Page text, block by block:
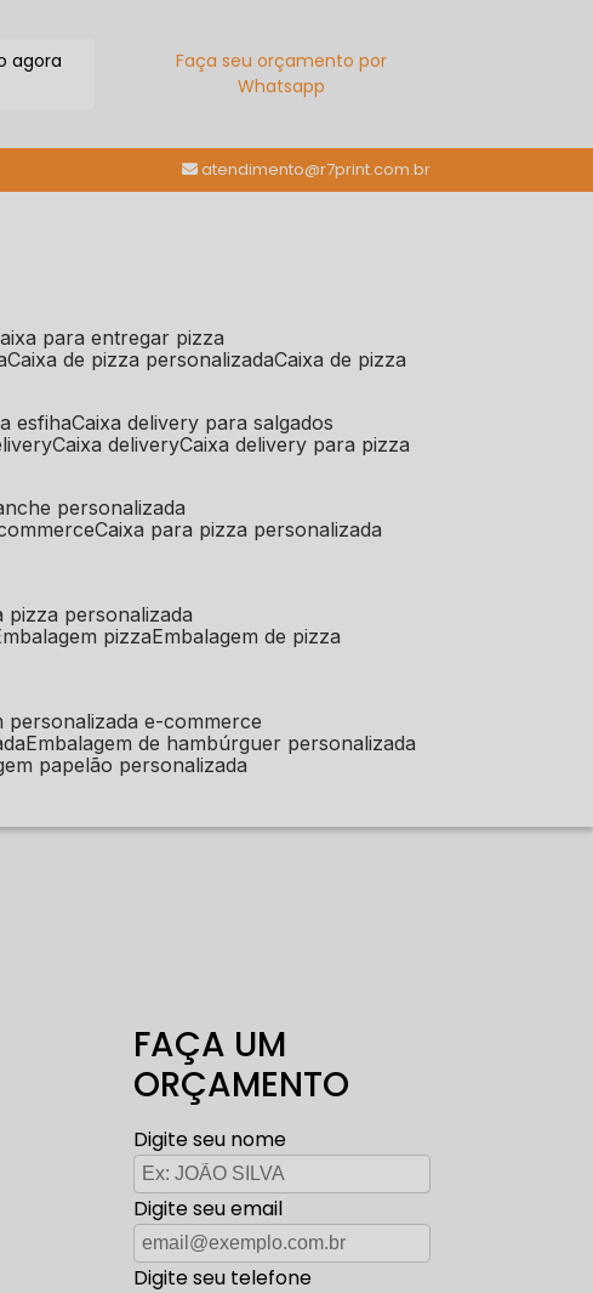
agora
Faça seu orçamento por
Whatsapp
atendimento@r7print.com.br
caixa para entregar pizza
caixa de pizza personalizada caixa de pizza
esfiha caixa delivery para salgados
caixa delivery caixa delivery para pizza
personalizada
caixa para pizza personalizada
pizza personalizada
embalagem pizza embalagem de pizza
personalizada e-commerce
embalagem de hambúrguer personalizada
papelão personalizada
FAÇA UM
ORÇAMENTO
Digite seu nome
Digite seu email
Digite seu telefone